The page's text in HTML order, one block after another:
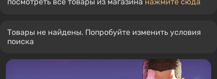
Товары не найдены. Попробуйте изменить условия
поиска